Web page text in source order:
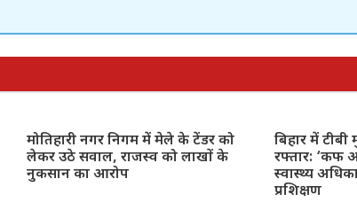
मोतिहारी नगर निगम में मेले के टेंडर को
लेकर उठे सवाल, राजस्व को लाखों के
नुकसान का आरोप
बिहार में
रफ्तार: ‘कफ
स्वास्थ्य
प्रशिक्षण